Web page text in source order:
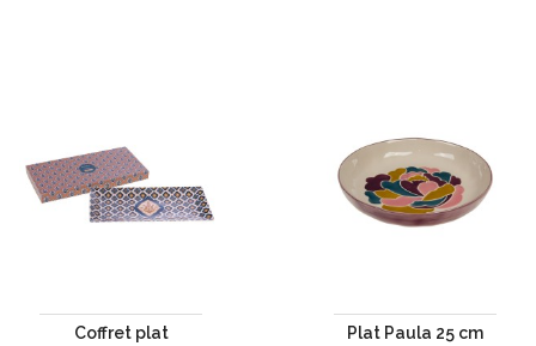
Coffret plat
Plat Paula 25 cm